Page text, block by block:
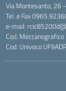
Via Montesanto, 26
Tel. e Fax
e-mail:
Cod.
Cod. Univoco